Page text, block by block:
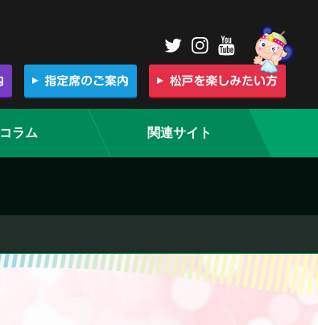
コラム 関連サイト